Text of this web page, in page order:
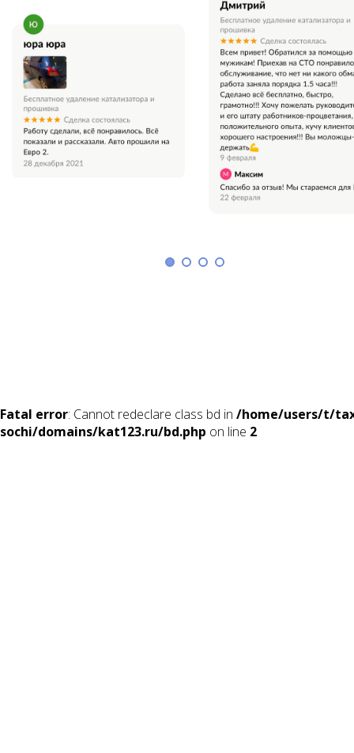
Fatal error: Cannot redeclare class bd in /home/users/t/
sochi/domains/kat123.ru/bd.php on line 2